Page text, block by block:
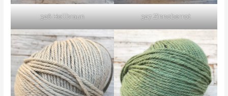
326 Hellbraun 327 Zinnoberrot